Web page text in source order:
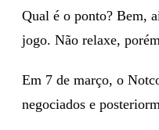
Qual é o ponto? Bem,
jogo. Não relaxe,
Em 7 de março, o
negociados e